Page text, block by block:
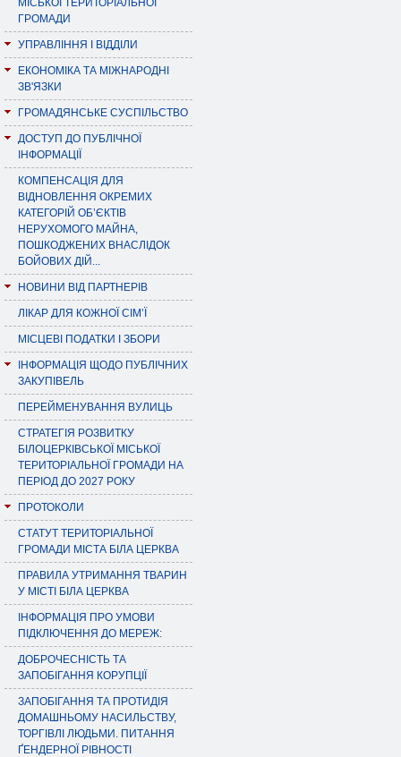
МІСЬКОЇ ТЕРИТОРІАЛЬНОЇ
ГРОМАДИ
УПРАВЛІННЯ І ВІДДІЛИ
ЕКОНОМІКА ТА МІЖНАРОДНІ
ЗВ'ЯЗКИ
ГРОМАДЯНСЬКЕ СУСПІЛЬСТВО
ДОСТУП ДО ПУБЛІЧНОЇ
ІНФОРМАЦІЇ
КОМПЕНСАЦІЯ ДЛЯ
ВІДНОВЛЕННЯ ОКРЕМИХ
КАТЕГОРІЙ ОБ’ЄКТІВ
НЕРУХОМОГО МАЙНА,
ПОШКОДЖЕНИХ ВНАСЛІДОК
БОЙОВИХ ДІЙ...
НОВИНИ ВІД ПАРТНЕРІВ
ЛІКАР ДЛЯ КОЖНОЇ СІМ’Ї
МІСЦЕВІ ПОДАТКИ І ЗБОРИ
ІНФОРМАЦІЯ ЩОДО ПУБЛІЧНИХ
ЗАКУПІВЕЛЬ
ПЕРЕЙМЕНУВАННЯ ВУЛИЦЬ
СТРАТЕГІЯ РОЗВИТКУ
БІЛОЦЕРКІВСЬКОЇ МІСЬКОЇ
ТЕРИТОРІАЛЬНОЇ ГРОМАДИ НА
ПЕРІОД ДО 2027 РОКУ
ПРОТОКОЛИ
СТАТУТ ТЕРИТОРІАЛЬНОЇ
ГРОМАДИ МІСТА БІЛА ЦЕРКВА
ПРАВИЛА УТРИМАННЯ ТВАРИН
У МІСТІ БІЛА ЦЕРКВА
ІНФОРМАЦІЯ ПРО УМОВИ
ПІДКЛЮЧЕННЯ ДО МЕРЕЖ:
ДОБРОЧЕСНІСТЬ ТА
ЗАПОБІГАННЯ КОРУПЦІЇ
ЗАПОБІГАННЯ ТА ПРОТИДІЯ
ДОМАШНЬОМУ НАСИЛЬСТВУ,
ТОРГІВЛІ ЛЮДЬМИ. ПИТАННЯ
ҐЕНДЕРНОЇ РІВНОСТІ